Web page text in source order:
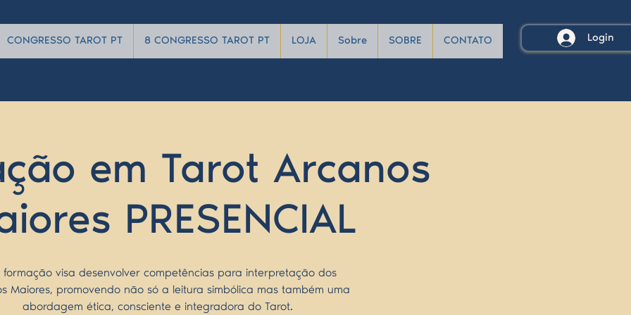
CONGRESSO TAROT PT 8 CONGRESSO TAROT PT LOJA Sobre SOBRE CONTATO Login
em Tarot Arcanos
PRESENCIAL
formação visa desenvolver competências para interpretação dos
Maiores, promovendo não só a leitura simbólica mas também uma
abordagem ética, consciente e integradora do Tarot.